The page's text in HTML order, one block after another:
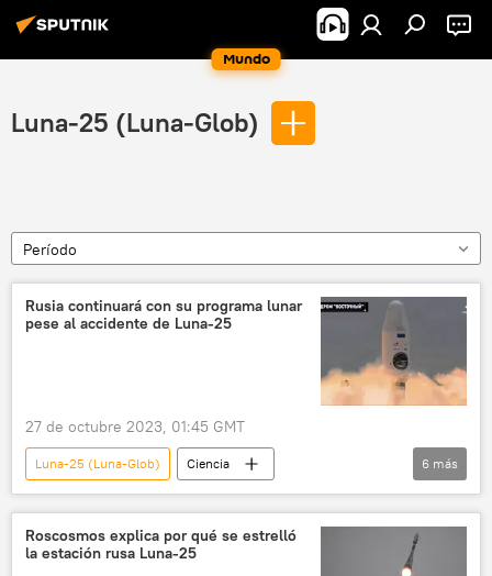
Mundo
Luna-25 (Luna-Glob)
Período
Rusia continuará con su programa lunar
pese al accidente de Luna-25
27 de octubre 2023, 01:45 GMT
Luna-25 (Luna-Glob)
Ciencia
Vladímir Putin
espacio
Roscosmos
Vostochni
🚀 Conquista espacial
Rusia
6 más
Roscosmos explica por qué se estrelló
la estación rusa Luna-25